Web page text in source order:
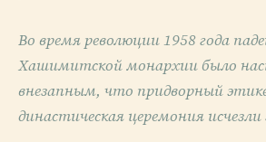
Во время революции 1958 года
Хашимитской монархии было
внезапным, что придворный
династическая церемония